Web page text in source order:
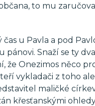
to mu
u Pavla a pod
Snaží se ty
že Onezimos něco
vykladači z toho
maličké
křesťanskými